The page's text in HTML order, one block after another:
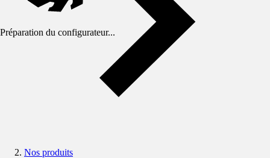
Préparation du configurateur...
Nos produits